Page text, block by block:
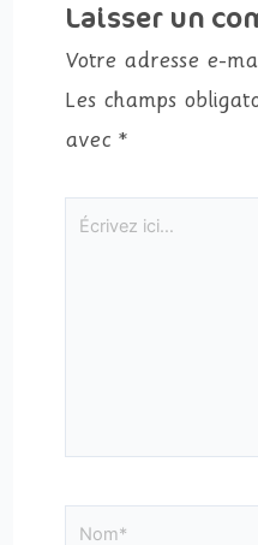
Laisser un
Votre adresse e-
Les champs
avec *
Écrivez
Nom*